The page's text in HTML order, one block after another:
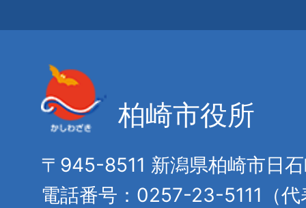
柏崎市役所
〒945-8511 新潟県柏崎市日
電話番号：0257-23-5111（代